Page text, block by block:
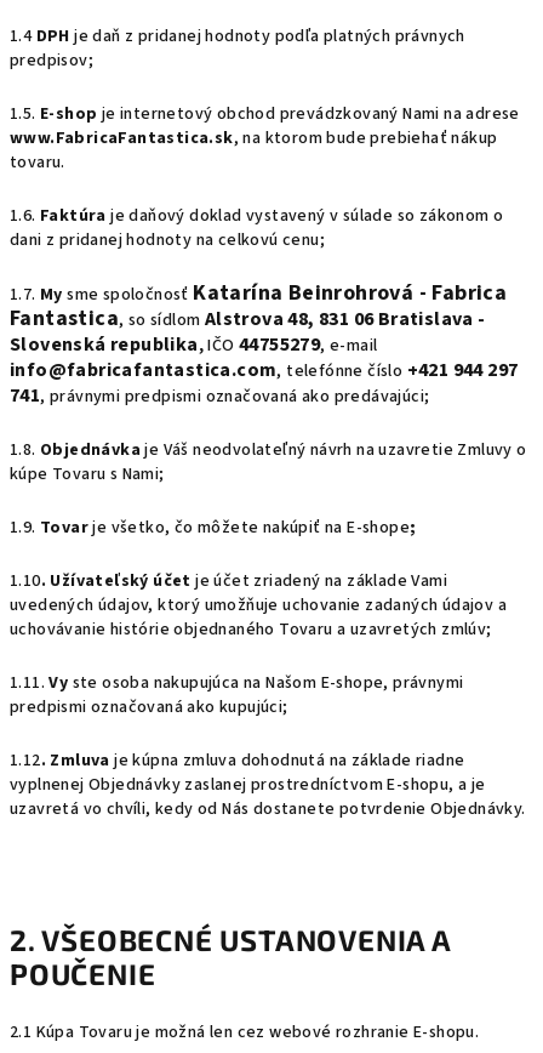
1.4DPH je daň z pridanej hodnoty podľa platných právnych
predpisov;
1.5. E-shop je internetový obchod prevádzkovaný Nami na adrese
www.FabricaFantastica.sk, na ktorom bude prebiehať nákup
tovaru.
1.6. Faktúra je daňový doklad vystavený v súlade so zákonom o
dani z pridanej hodnoty na celkovú cenu;
1.7. My sme spoločnosť Katarína Beinrohrová - Fabrica
Fantastica, so sídlom Alstrova 48, 831 06 Bratislava -
Slovenská republika,IČO44755279,e-mail
info@fabricafantastica.com, telefónne číslo +421 944 297
741, právnymi predpismi označovaná ako predávajúci;
1.8. Objednávkaje Váš neodvolateľný návrh na uzavretie Zmluvy o
kúpe Tovaru s Nami;
1.9. Tovarje všetko, čo môžete nakúpiť na E-shope;
1.10. Užívateľský účetje účet zriadený na základe Vami
uvedených údajov, ktorý umožňuje uchovanie zadaných údajov a
uchovávanie histórie objednaného Tovaru a uzavretých zmlúv;
1.11. Vy ste osoba nakupujúca na Našom E-shope, právnymi
predpismi označovaná ako kupujúci;
1.12. Zmluva je kúpna zmluva dohodnutá na základe riadne
vyplnenej Objednávky zaslanej prostredníctvom E-shopu, a je
uzavretá vo chvíli, kedy od Nás dostanete potvrdenie Objednávky.
2. VŠEOBECNÉ USTANOVENIA A
POUČENIE
2.1 Kúpa Tovaru je možná len cez webové rozhranie E-shopu.